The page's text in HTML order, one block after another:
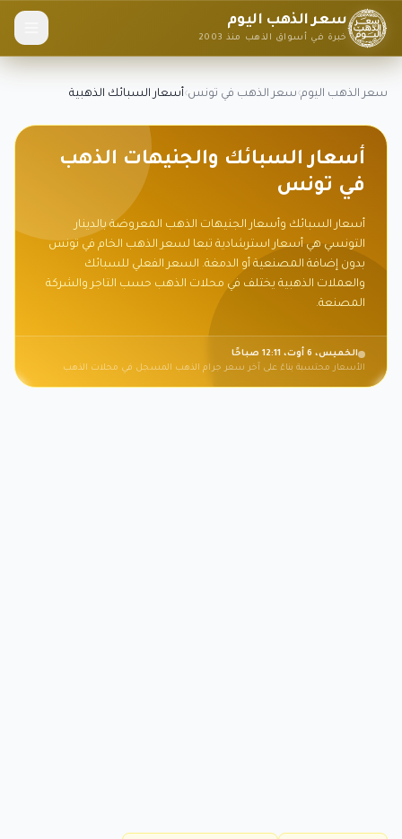
سعر الذهب اليوم
خبرة في أسواق الذهب منذ 2003
سعر الذهب اليوم›سعر الذهب في تونس›أسعار السبائك الذهبية
أسعار السبائك والجنيهات الذهب
في تونس
أسعار السبائك وأسعار الجنيهات الذهب المعروضة بالدينار
التونسي هي أسعار استرشادية تبعا لسعر الذهب الخام في تونس
بدون إضافة المصنعية أو الدمغة. السعر الفعلي للسبائك
والعملات الذهبية يختلف في محلات الذهب حسب التاجر والشركة
المصنعة.
الخميس، 6 أوت، 12:11 صباحًا
الأسعار محتسبة بناءً على آخر سعر جرام الذهب المسجل في محلات الذهب